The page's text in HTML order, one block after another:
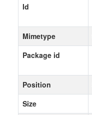
Id
Mimetype
Package id
Position
Size